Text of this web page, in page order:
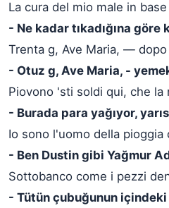
La cura del mio male in
- Ne kadar tıkadığına
Trenta g, Ave Maria, —
- Otuz g, Ave Maria, -
Piovono 'sti soldi qui, che la
- Burada para yağıyor,
Io sono l'uomo della pioggia
- Ben Dustin gibi Yağmur
Sottobanco come i pezzi
- Tütün çubuğunun